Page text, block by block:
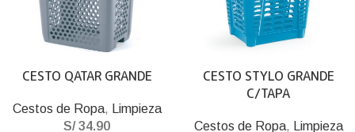
CESTO QATAR GRANDE
Cestos de Ropa,
Limpieza
S/34.90
CESTO STYLO GRANDE
C/TAPA
Cestos de Ropa,
Limpieza